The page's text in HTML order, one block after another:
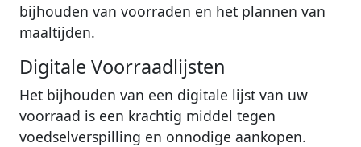
bijhouden van voorraden en het plannen van
maaltijden.
Digitale Voorraadlijsten
Het bijhouden van een digitale lijst van uw
voorraad is een krachtig middel tegen
voedselverspilling en onnodige aankopen.